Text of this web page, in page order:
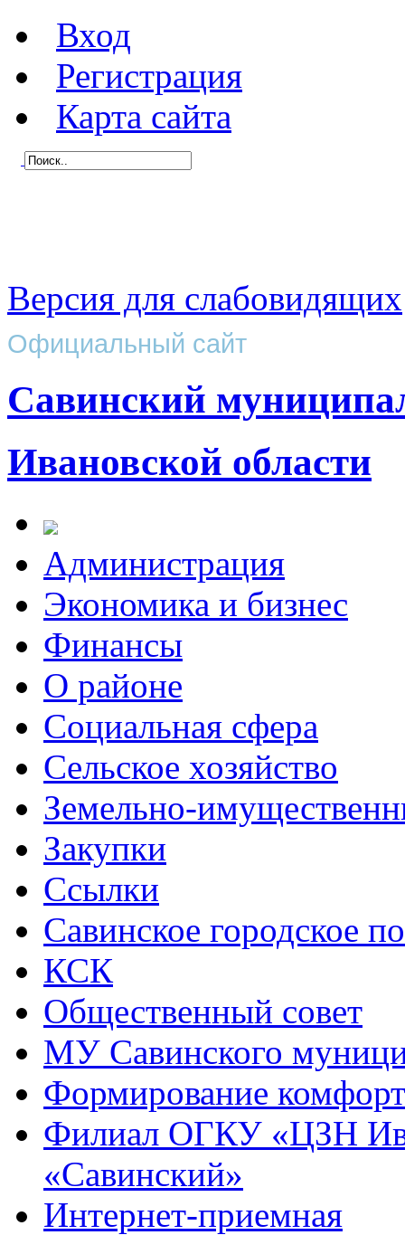
Вход
Регистрация
Карта сайта
Версия для слабовидящих
Официальный сайт
Савинский
Ивановской области
Администрация
Экономика и бизнес
Финансы
О районе
Социальная сфера
Сельское хозяйство
Земельно-
Закупки
Ссылки
Савинское городское
КСК
Общественный совет
МУ Савинского
Формирование
Филиал ОГКУ «ЦЗН
«Савинский»
Интернет-приемная